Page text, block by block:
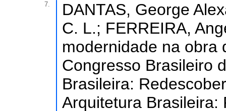
7.
DANTAS, George
C. L.; FERREIRA,
modernidade na obra
Congresso Brasileiro
Brasileira:
Arquitetura Brasileira: